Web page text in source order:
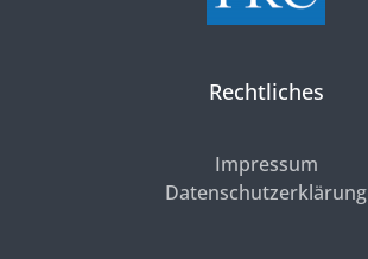
Rechtliches
Impressum
Datenschutzerklärung